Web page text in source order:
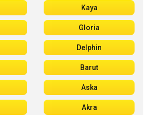
Kaya
Gloria
Delphin
Barut
Aska
Akra